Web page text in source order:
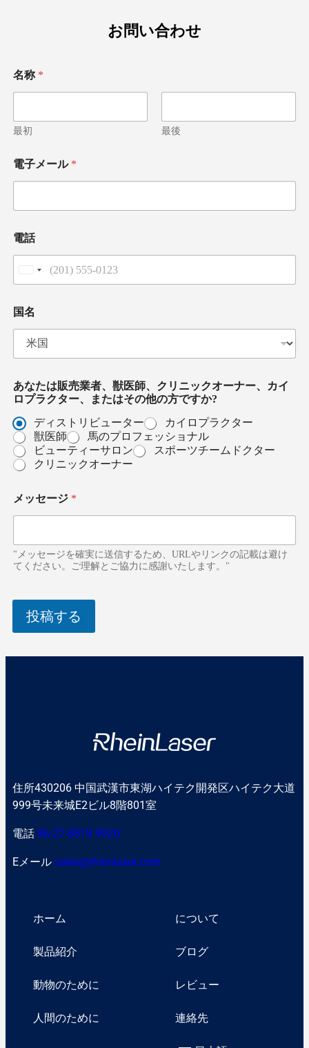
お問い合わせ
名称 *
最初 最後
た
は
ッ
ー
ジ
は
電
電子メール *
電話
n
t
S
t
t
e
国名
あなたは販売業者、獣医師、クリニックオーナー、カイ
ロプラクター、またはその他の方ですか?
ディストリビューター
カイロプラクター
獣医師
馬のプロフェッショナル
ビューティーサロン
スポーツチームドクター
クリニックオーナー
メッセージ *
"メッセージを確実に送信するため、URLやリンクの記載は避け
てください。ご理解とご協力に感謝いたします。"
投稿する
住所430206 中国武漢市東湖ハイテク開発区ハイテク大道
999号未来城E2ビル8階801室
電話 86-27-8818 9920
Eメール sales@rheinlaser.com
ホーム
製品紹介
動物のために
人間のために
について
ブログ
レビュー
連絡先